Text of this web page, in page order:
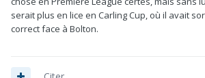
serait plus en lice en Carling Cup, où il avait
correct face à Bolton.